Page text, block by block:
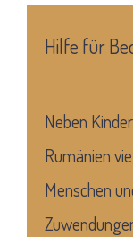
Hilfe für
Neben
Rumänien
Menschen